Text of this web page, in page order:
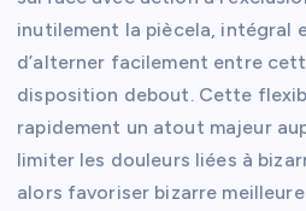
inutilement la piècela, intégral
d’alterner facilement entre
disposition debout. Cette
rapidement un atout majeur
limiter les douleurs liées à
alors favoriser bizarre